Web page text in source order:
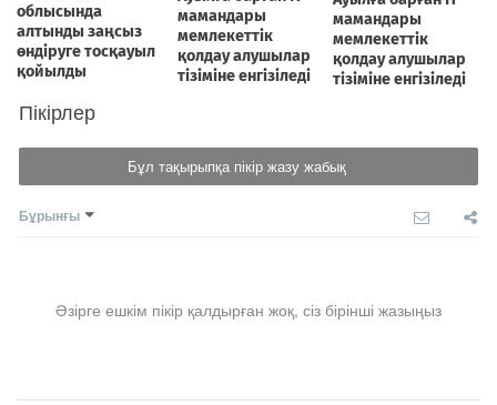
Пікірлер
Бұл тақырыпқа пікір жазу жабық
Бұрынғы
Әзірге ешкім пікір қалдырған жоқ, сіз бірінші жазыңыз